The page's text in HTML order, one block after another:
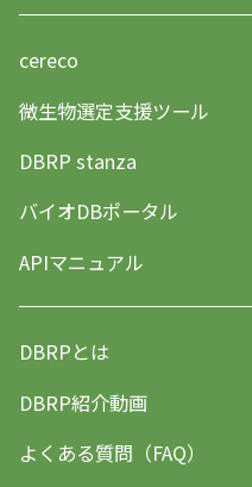
cereco
微生物選定支援ツール
DBRP stanza
バイオDBポータル
APIマニュアル
DBRPとは
DBRP紹介動画
よくある質問（FAQ）